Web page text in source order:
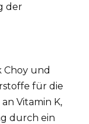
der
Choy und
für die
Vitamin K,
durch ein